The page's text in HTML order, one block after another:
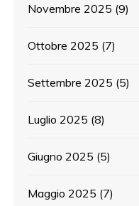
Novembre 2025 (9)
Ottobre 2025 (7)
Settembre 2025 (5)
Luglio 2025 (8)
Giugno 2025 (5)
Maggio 2025 (7)